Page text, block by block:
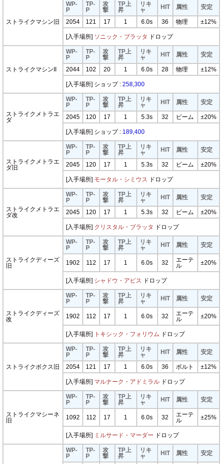
ストライクマシン旧
WP-
P
TP-
P
攻
撃
TP上
昇
リキ
ャ
HIT 属性 安定
2054 121 17 1 6.0s 36 物理 ±12%
[入手場所] ソニック・ブラッタ ドロップ
ストライクマシンII
WP-
P
TP-
P
攻
撃
TP上
昇
リキ
ャ
HIT 属性 安定
2044 102 20 1 6.0s 28 物理 ±12%
[入手場所] ショップ : 258,300
ストライクメトラエ
ダ
WP-
P
TP-
P
攻
撃
TP上
昇
リキ
ャ
HIT 属性 安定
2045 120 17 1 5.3s 32 ビーム ±20%
[入手場所] ショップ : 189,400
ストライクメトラエ
ダ旧
WP-
P
TP-
P
攻
撃
TP上
昇
リキ
ャ
HIT 属性 安定
2045 120 17 1 5.3s 32 ビーム ±20%
[入手場所] モータル・シミウス ドロップ
ストライクメトラエ
ダ改
WP-
P
TP-
P
攻
撃
TP上
昇
リキ
ャ
HIT 属性 安定
2045 120 17 1 5.3s 32 ビーム ±20%
[入手場所] クリスタル・ブラッタ ドロップ
ストライクディーズ
旧
WP-
P
TP-
P
攻
撃
TP上
昇
リキ
ャ
HIT 属性 安定
1902 112 17 1 6.0s 32
エーテ
ル
±20%
[入手場所] シャドウ・アピス ドロップ
ストライクディーズ
改
WP-
P
TP-
P
攻
撃
TP上
昇
リキ
ャ
HIT 属性 安定
1902 112 17 1 6.0s 32
エーテ
ル
±20%
[入手場所] トキシック・フォリウム ドロップ
ストライクボクス旧
WP-
P
TP-
P
攻
撃
TP上
昇
リキ
ャ
HIT 属性 安定
2054 121 17 1 6.0s 36 ボルト ±12%
[入手場所] マルナーク・アドミラルドロップ
ストライクマシーネ
旧
WP-
P
TP-
P
攻
撃
TP上
昇
リキ
ャ
HIT 属性 安定
1092 112 17 1 6.0s 32
エーテ
ル
±25%
[入手場所] ミルサード・マーダー ドロップ
WP-
P
TP-
P
攻
撃
TP上
昇
リキ
ャ
HIT 属性 安定